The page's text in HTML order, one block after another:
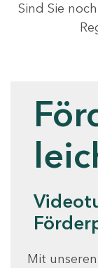
Sind Sie
Mit